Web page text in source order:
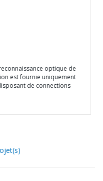
optique de
est fournie uniquement
de connections